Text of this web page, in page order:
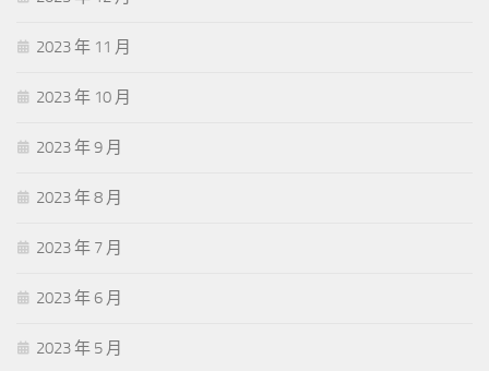
2023 年 11 月
2023 年 10 月
2023 年 9 月
2023 年 8 月
2023 年 7 月
2023 年 6 月
2023 年 5 月